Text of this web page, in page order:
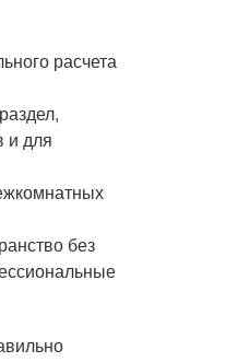
расчета
и для
без